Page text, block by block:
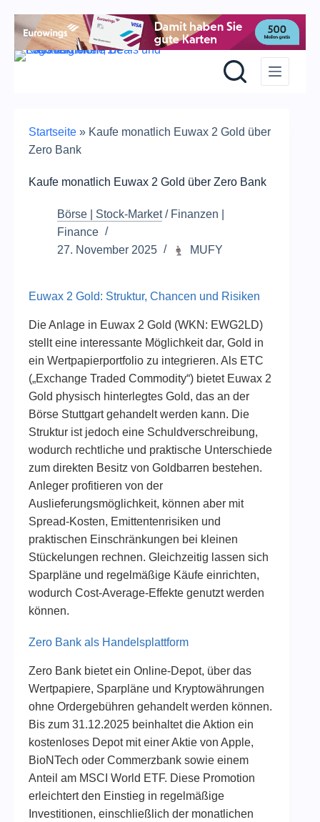
Startseite » Kaufe monatlich Euwax 2 Gold über
Zero Bank
Kaufe monatlich Euwax 2 Gold über Zero Bank
Börse | Stock-Market/ Finanzen |
Finance
27. November 2025
MUFY
Euwax 2 Gold: Struktur, Chancen und Risiken
Die Anlage in Euwax 2 Gold (WKN: EWG2LD)
stellt eine interessante Möglichkeit dar, Gold in
ein Wertpapierportfolio zu integrieren. Als ETC
(„Exchange Traded Commodity“) bietet Euwax 2
Gold physisch hinterlegtes Gold, das an der
Börse Stuttgart gehandelt werden kann. Die
Struktur ist jedoch eine Schuldverschreibung,
wodurch rechtliche und praktische Unterschiede
zum direkten Besitz von Goldbarren bestehen.
Anleger profitieren von der
Auslieferungsmöglichkeit, können aber mit
Spread-Kosten, Emittentenrisiken und
praktischen Einschränkungen bei kleinen
Stückelungen rechnen. Gleichzeitig lassen sich
Sparpläne und regelmäßige Käufe einrichten,
wodurch Cost-Average-Effekte genutzt werden
können.
Zero Bank als Handelsplattform
Zero Bank bietet ein Online-Depot, über das
Wertpapiere, Sparpläne und Kryptowährungen
ohne Ordergebühren gehandelt werden können.
Bis zum 31.12.2025 beinhaltet die Aktion ein
kostenloses Depot mit einer Aktie von Apple,
BioNTech oder Commerzbank sowie einem
Anteil am MSCI World ETF. Diese Promotion
erleichtert den Einstieg in regelmäßige
Investitionen, einschließlich der monatlichen